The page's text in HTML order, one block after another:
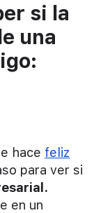
si la
una
hace feliz
para ver si
en un